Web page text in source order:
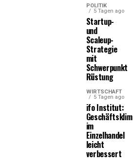
POLITIK
5 Tagen ago
Startup-
und
Scaleup-
Strategie
mit
Schwerpunkt
Rüstung
WIRTSCHAFT
5 Tagen ago
ifo Institut:
Geschäftsklima
im
Einzelhandel
leicht
verbessert